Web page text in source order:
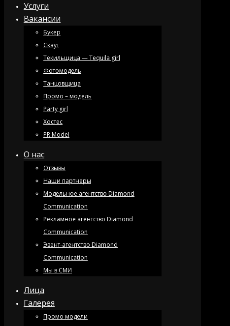
Услуги
Вакансии
Букер
Скаут
Текильщица — Tequila girl
Фотомодель
Танцовщица
Промо – модель
Party girl
Хостес
PR Model
О нас
Отзывы
Наши партнеры
Модельное агентство Diamond
Communication
Рекламное агентство Diamond
Communication
Эвент-агентство Diamond
Communication
Мы в СМИ
Лица
Галерея
Промо модели